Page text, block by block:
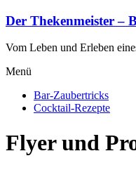
Zum
springen
Der Thekenmeister –
Vom Leben und Erleben
Menü
Bar-Zaubertricks
Cocktail-Rezepte
Flyer und